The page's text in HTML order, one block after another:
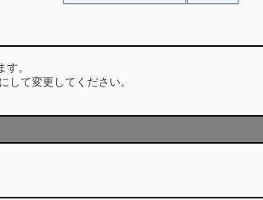
。
して変更してください。